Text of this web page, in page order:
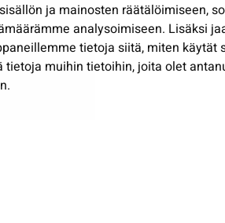
ja mainosten räätälöimiseen,
analysoimiseen. Lisäksi
tietoja siitä, miten käytät
muihin tietoihin, joita olet